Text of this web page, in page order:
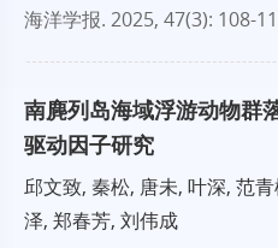
海洋学报. 2025, 47(3): 108-
南麂列岛海域浮游动物群
驱动因子研究
邱文致, 秦松, 唐未, 叶深, 范
泽, 郑春芳, 刘伟成